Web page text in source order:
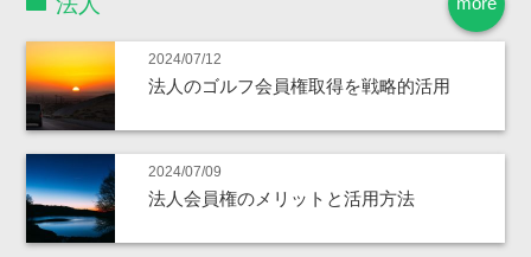
2024/07/12
法人のゴルフ会員権取得を戦略的活用
2024/07/09
法人会員権のメリットと活用方法